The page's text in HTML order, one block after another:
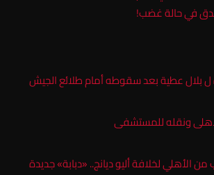
في حالة غضب!
ل بلال عطية بعد سقوطه أمام طلائع الجيش
ونقله للمستشفى
الأهلي لخلافة أليو ديانج.. «دبابة» جديدة